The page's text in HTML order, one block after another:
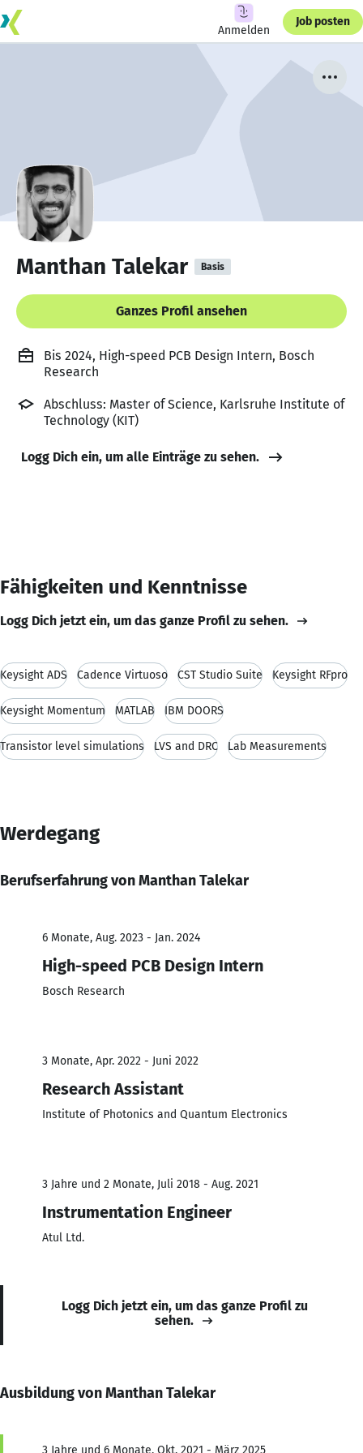
Anmelden
Job posten
Manthan Talekar Basis
Ganzes Profil ansehen
Bis 2024, High-speed PCB Design Intern, Bosch
Research
Abschluss: Master of Science, Karlsruhe Institute of
Technology (KIT)
Logg Dich ein, um alle Einträge zu sehen.
Fähigkeiten und Kenntnisse
Logg Dich jetzt ein, um das ganze Profil zu sehen.
Keysight ADS Cadence Virtuoso CST Studio Suite Keysight RFpro
Keysight Momentum MATLAB IBM DOORS
Transistor level simulations LVS and DRC Lab Measurements
Werdegang
Berufserfahrung von Manthan Talekar
6 Monate, Aug. 2023 - Jan. 2024
High-speed PCB Design Intern
Bosch Research
3 Monate, Apr. 2022 - Juni 2022
Research Assistant
Institute of Photonics and Quantum Electronics
3 Jahre und 2 Monate, Juli 2018 - Aug. 2021
Instrumentation Engineer
Atul Ltd.
Logg Dich jetzt ein, um das ganze Profil zu
sehen.
Ausbildung von Manthan Talekar
3 Jahre und 6 Monate, Okt. 2021 - März 2025